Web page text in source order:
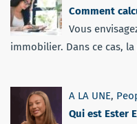
Comment
Vous
immobilier. Dans ce cas, la
A LA UNE,
Qui est Ester